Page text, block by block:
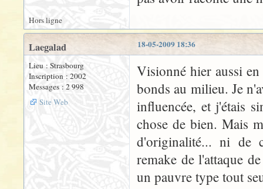
Hors ligne
18-05-2009 18:36
Laegalad
Lieu : Strasbourg
Inscription : 2002
Messages : 2 998
Site Web
Visionné hier aussi
bonds au milieu. Je
influencée, et j'étais
chose de bien. Mais
d'originalité... ni de
remake de l'attaque
un pauvre type tout